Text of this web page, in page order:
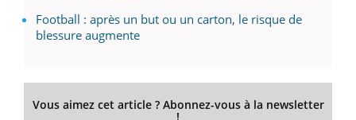
Football : après un but ou un carton, le risque de
blessure augmente
Vous aimez cet article ? Abonnez-vous à la newsletter
!